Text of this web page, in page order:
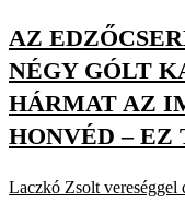
AZ
NÉGY GÓLT
HÁRMAT AZ
HONVÉD – EZ
Laczkó Zsolt vereséggel